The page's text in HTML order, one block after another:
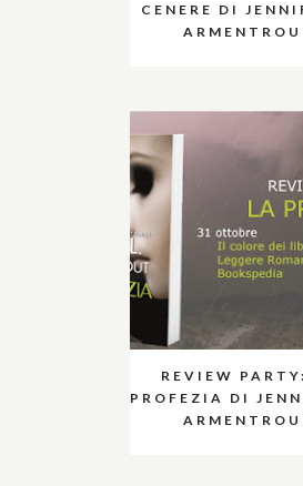
CENERE DI
REVIEW
PROFEZIA DI